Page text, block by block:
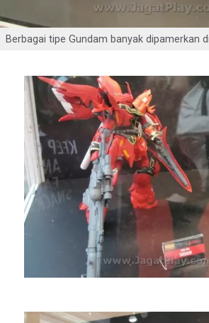
Berbagai tipe Gundam banyak dipamerkan